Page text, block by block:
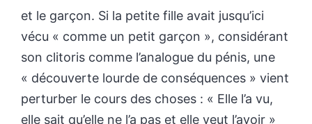
et le garçon. Si la petite fille avait jusqu’ici
vécu « comme un petit garçon », considérant
son clitoris comme l’analogue du pénis, une
« découverte lourde de conséquences » vient
perturber le cours des choses : « Elle l’a vu,
elle sait qu’elle ne l’a pas et elle veut l’avoir »